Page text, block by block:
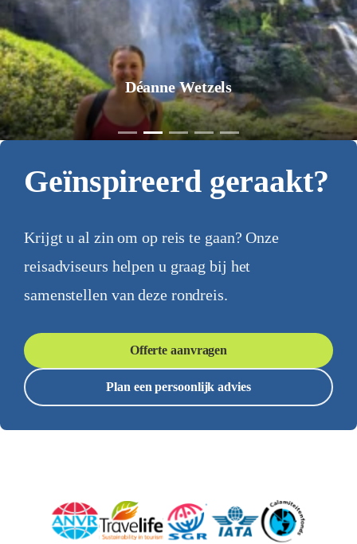
Jurgen Pol
Geïnspireerd geraakt?
Krijgt u al zin om op reis te gaan? Onze
reisadviseurs helpen u graag bij het
samenstellen van deze rondreis.
Offerte aanvragen
Plan een persoonlijk advies